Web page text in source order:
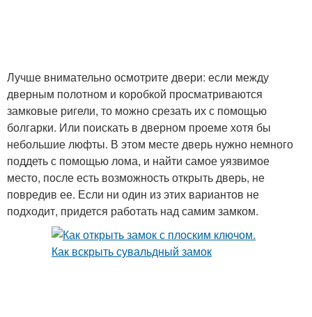
Лучше внимательно осмотрите двери: если между
дверным полотном и коробкой просматриваются
замковые ригели, то можно срезать их с помощью
болгарки. Или поискать в дверном проеме хотя бы
небольшие люфты. В этом месте дверь нужно немного
поддеть с помощью лома, и найти самое уязвимое
место, после есть возможность открыть дверь, не
повредив ее. Если ни один из этих вариантов не
подходит, придется работать над самим замком.